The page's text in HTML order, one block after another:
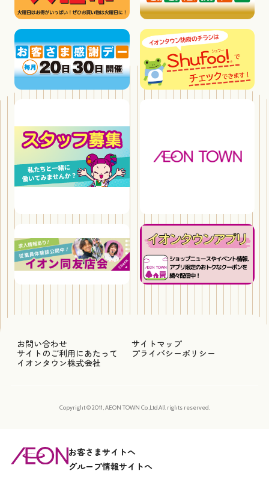
お問い合わせ
サイトマップ
サイトのご利用にあたって
プライバシーポリシー
イオンタウン株式会社
Copyright © 2011, AEON TOWN Co.,Ltd.All rights reserved.
お客さまサイトへ
グループ情報サイトへ